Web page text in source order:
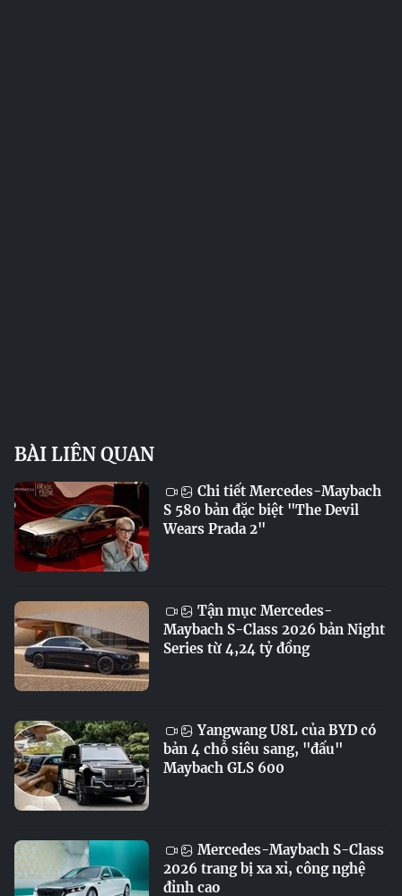
BÀI LIÊN QUAN
Chi tiết Mercedes-Maybach
S 580 bản đặc biệt "The Devil
Wears Prada 2"
Tận mục Mercedes-
Maybach S-Class 2026 bản Night
Series từ 4,24 tỷ đồng
Yangwang U8L của BYD có
bản 4 chỗ siêu sang, "đấu"
Maybach GLS 600
Mercedes-Maybach S-Class
2026 trang bị xa xỉ, công nghệ
đỉnh cao